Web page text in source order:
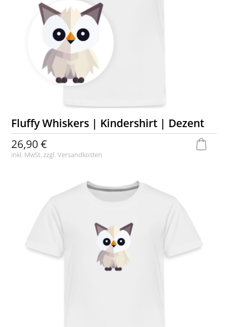
Fluffy Whiskers | Kindershirt | Dezent
26,90 €
inkl. MwSt. zzgl.Versandkosten